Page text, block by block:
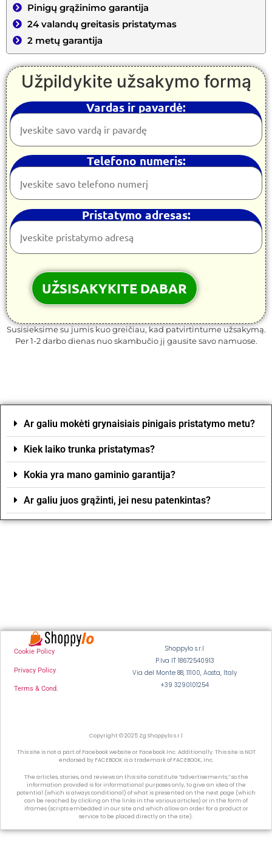
Pinigų grąžinimo garantija
24 valandų greitasis pristatymas
2 metų garantija
Užpildykite užsakymo formą
Vardas ir pavardė:
Telefono numeris:
Pristatymo adresas:
Susisieksime su jumis kuo greičiau, kad patvirtintume užsakymą.
Per 1-2 darbo dienas nuo skambučio jį gausite savo namuose.
Ar galiu mokėti grynaisiais pinigais pristatymo metu?
Kiek laiko trunka pristatymas?
Kokia yra mano gaminio garantija?
Ar galiu juos grąžinti, jei nesu patenkintas?
Cookie Policy
Privacy Policy
Terms & Cond.
Shoppylo s.r.l
P.Iva IT 18672540913
Via del Monte 88, 11100, Aosta, Italy
+39 3290101254
Copyright © 2025 Zg Shoppylo s.r.l
This site is not a part of Facebook website or Facebook Inc. Additionally. This site is NOT
endorsed by FACEBOOK is a trademark of FACEBOOK, Inc.
The articles, stories, and reviews on this site constitute “advertisements,” so the
information provided is for informational purposes only, to give an idea of the
potential (which is always conditional) of what is presented on the next page (which
can be reached by clicking on the links in the various articles) or in the form of
iframes (scripts embedded in our site and which allow an order for a product or
service to be placed directly on the site).